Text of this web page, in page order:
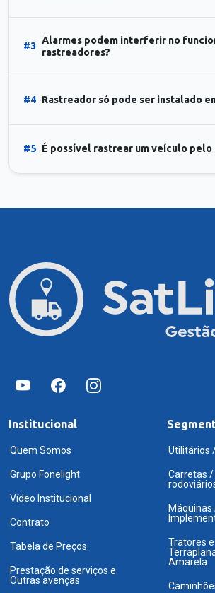
#3
Alarmes podem interferir no
rastreadores?
#4 Rastreador só pode ser instalado
#5 É possível rastrear um veículo
Institucional
Quem Somos
Grupo Fonelight
Vídeo Institucional
Contrato
Tabela de Preços
Prestação de serviços e
Outras avenças
Utilitários
Carretas
Máquinas
Tratores
Amarela